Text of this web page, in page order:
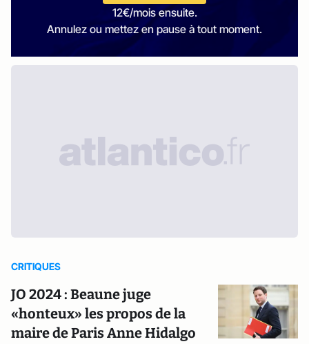
12€/mois ensuite.
Annulez ou mettez en pause à tout moment.
CRITIQUES
JO 2024 : Beaune juge
«honteux» les propos de la
maire de Paris Anne Hidalgo